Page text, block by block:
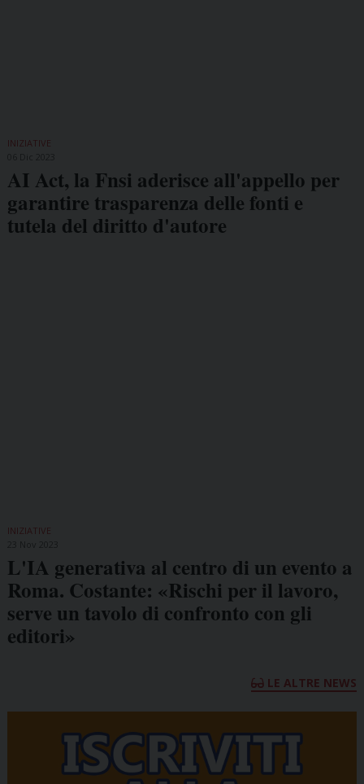
INIZIATIVE
AI Act, la Fnsi aderisce all'appello per
garantire trasparenza delle fonti e
tutela del diritto d'autore
INIZIATIVE
L'IA generativa al centro di un evento a
Roma. Costante: «Rischi per il lavoro,
serve un tavolo di confronto con gli
editori»
LE ALTRE NEWS